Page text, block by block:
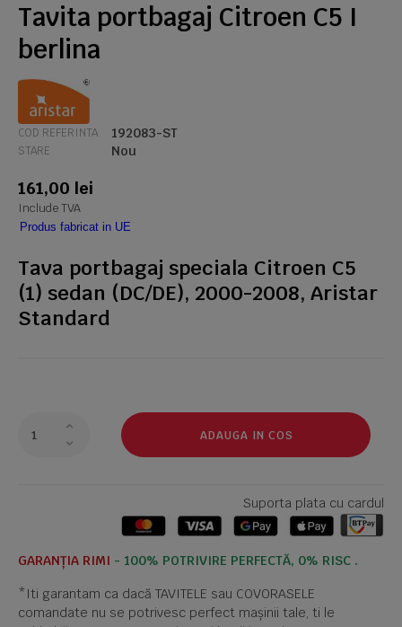
Tavita portbagaj Citroen C5 I
berlina
COD REFERINTA 192083-ST
STARE Nou
161,00 lei
Include TVA
Produs fabricat in UE
Tava portbagaj speciala Citroen C5
(1) sedan (DC/DE), 2000-2008, Aristar
Standard
ADAUGA IN COS
Suporta plata cu cardul
GARANȚIA RIMI - 100% POTRIVIRE PERFECTĂ, 0% RISC .
*Iti garantam ca dacă TAVITELE sau COVORASELE
comandate nu se potrivesc perfect mașinii tale, ti le